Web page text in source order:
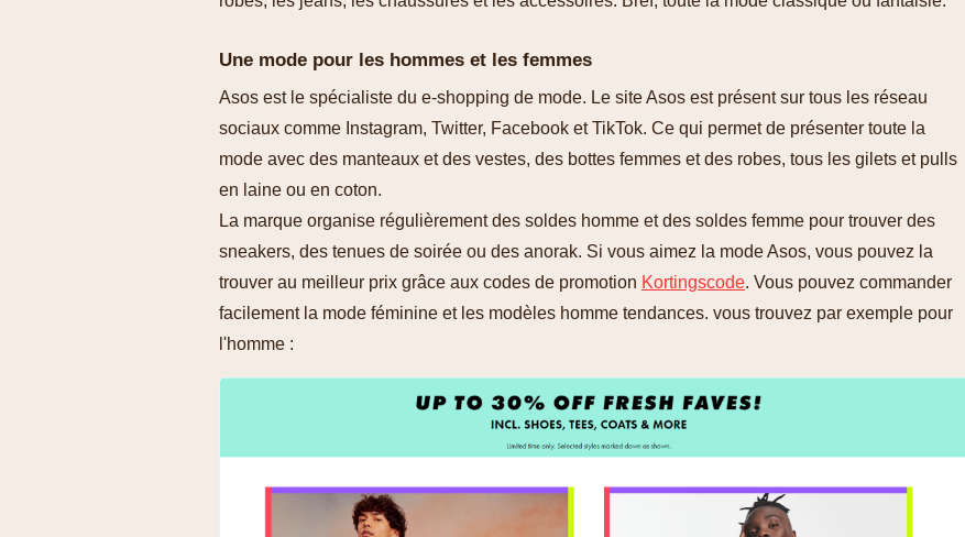
Une mode pour les hommes et les femmes
Asos est le spécialiste du e-shopping de mode. Le site Asos est présent sur tous les réseau
sociaux comme Instagram, Twitter, Facebook et TikTok. Ce qui permet de présenter toute la
mode avec des manteaux et des vestes, des bottes femmes et des robes, tous les gilets et pulls
en laine ou en coton.
La marque organise régulièrement des soldes homme et des soldes femme pour trouver des
sneakers, des tenues de soirée ou des anorak. Si vous aimez la mode Asos, vous pouvez la
trouver au meilleur prix grâce aux codes de promotion Kortingscode. Vous pouvez commander
facilement la mode féminine et les modèles homme tendances. vous trouvez par exemple pour
l'homme :